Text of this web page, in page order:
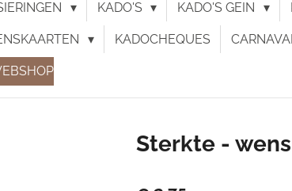
KADO'S KADO'S GEIN
KADOCHEQUES
Sterkte -